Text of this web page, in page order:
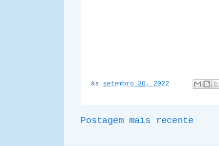
às setembro 30, 2022
Postagem mais recente